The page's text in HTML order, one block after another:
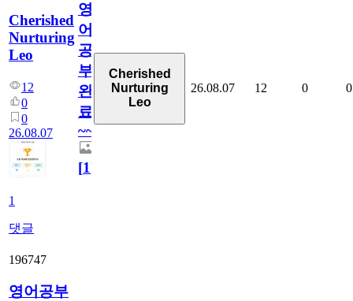
Cherished
Nurturing
Leo
12
0
0
26.08.07
1
댓글
영
어
공
부
완
료
~~
[1]
Cherished
Nurturing
Leo
26.08.07 12 0 0
196747
영어공부